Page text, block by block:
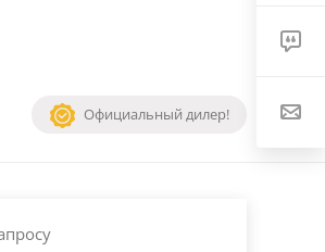
Официальный дилер!